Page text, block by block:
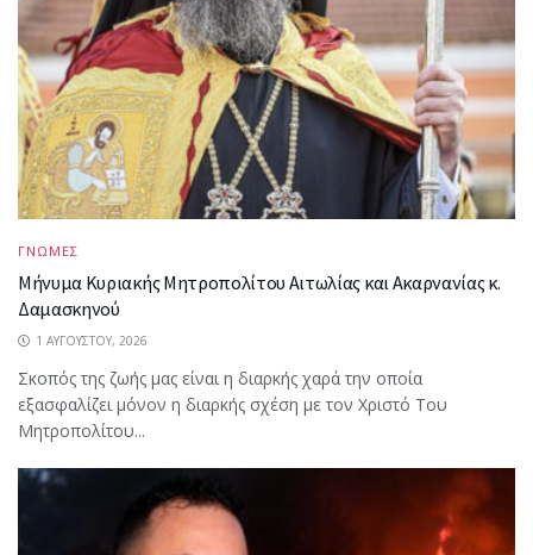
ΓΝΩΜΕΣ
Μήνυμα Κυριακής Μητροπολίτου Αιτωλίας και Ακαρνανίας κ.
Δαμασκηνού
1 ΑΥΓΟΎΣΤΟΥ, 2026
Σκοπός της ζωής μας είναι η διαρκής χαρά την οποία
εξασφαλίζει μόνον η διαρκής σχέση με τον Χριστό Του
Μητροπολίτου...